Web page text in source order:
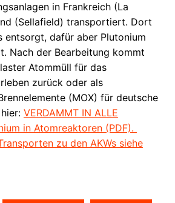
in Frankreich (La
(Sellafield) transportiert. Dort
entsorgt, dafür aber Plutonium
Nach der Bearbeitung kommt
Atommüll für das
zurück oder als
(MOX) für deutsche
VERDAMMT IN ALLE
in Atomreaktoren (PDF).
zu den AKWs siehe